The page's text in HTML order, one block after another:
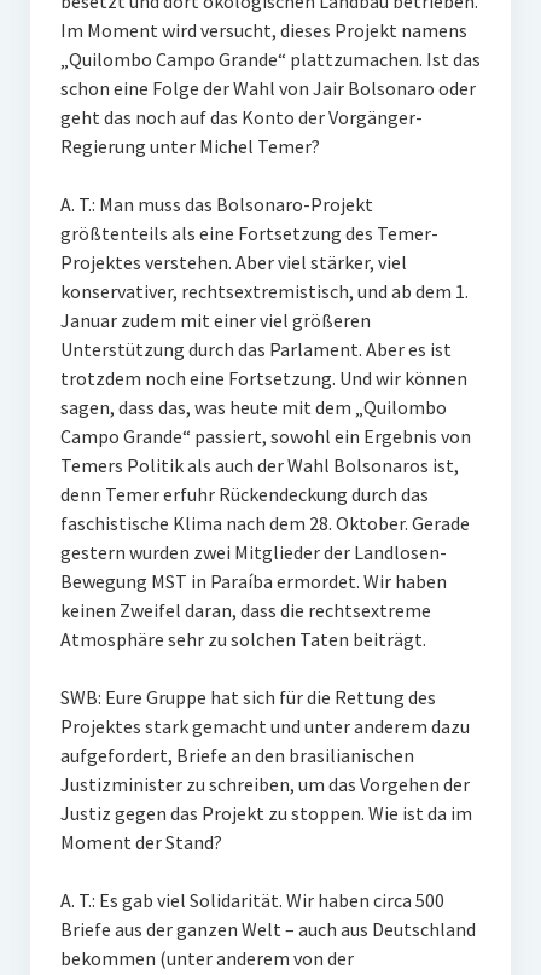
Im Moment wird versucht, dieses Projekt namens
„Quilombo Campo Grande“ plattzumachen. Ist das
schon eine Folge der Wahl von Jair Bolsonaro oder
geht das noch auf das Konto der Vorgänger-
Regierung unter Michel Temer?
A. T.: Man muss das Bolsonaro-Projekt
größtenteils als eine Fortsetzung des Temer-
Projektes verstehen. Aber viel stärker, viel
konservativer, rechtsextremistisch, und ab dem 1.
Januar zudem mit einer viel größeren
Unterstützung durch das Parlament. Aber es ist
trotzdem noch eine Fortsetzung. Und wir können
sagen, dass das, was heute mit dem „Quilombo
Campo Grande“ passiert, sowohl ein Ergebnis von
Temers Politik als auch der Wahl Bolsonaros ist,
denn Temer erfuhr Rückendeckung durch das
faschistische Klima nach dem 28. Oktober. Gerade
gestern wurden zwei Mitglieder der Landlosen-
Bewegung MST in Paraíba ermordet. Wir haben
keinen Zweifel daran, dass die rechtsextreme
Atmosphäre sehr zu solchen Taten beiträgt.
SWB: Eure Gruppe hat sich für die Rettung des
Projektes stark gemacht und unter anderem dazu
aufgefordert, Briefe an den brasilianischen
Justizminister zu schreiben, um das Vorgehen der
Justiz gegen das Projekt zu stoppen. Wie ist da im
Moment der Stand?
A. T.: Es gab viel Solidarität. Wir haben circa 500
Briefe aus der ganzen Welt – auch aus Deutschland
bekommen (unter anderem von der